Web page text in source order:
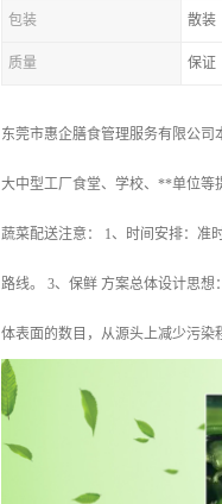
包装 散装
质量 保证
东莞市惠企膳食管理服务有限公
大中型工厂食堂、学校、**单位等
蔬菜配送注意： 1、时间安排：准
路线。 3、保鲜 方案总体设计思
体表面的数目，从源头上减少污染